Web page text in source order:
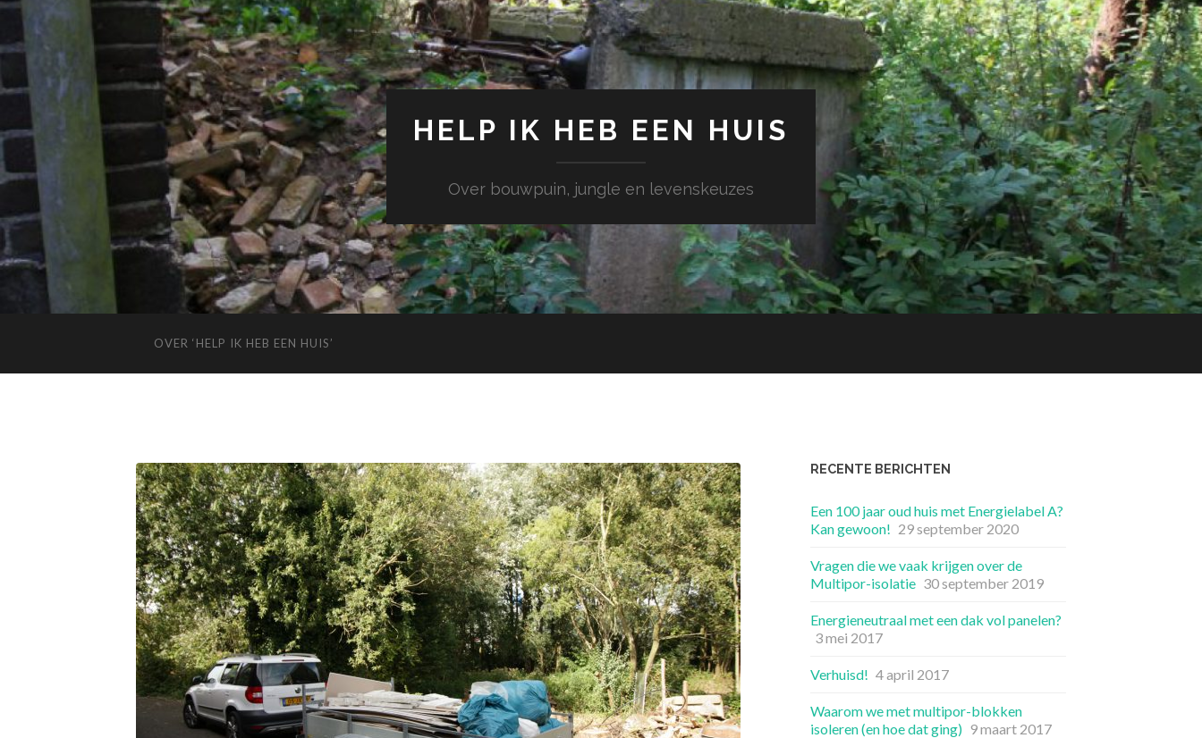
HELP IK HEB EEN HUIS
Over bouwpuin, jungle en levenskeuzes
OVER ‘HELP IK HEB EEN HUIS’
RECENTE BERICHTEN
Een 100 jaar oud huis met Energielabel A?
Kan gewoon! 29 september 2020
Vragen die we vaak krijgen over de
Multipor-isolatie 30 september 2019
Energieneutraal met een dak vol panelen?
3 mei 2017
Verhuisd! 4 april 2017
Waarom we met multipor-blokken
isoleren (en hoe dat ging) 9 maart 2017